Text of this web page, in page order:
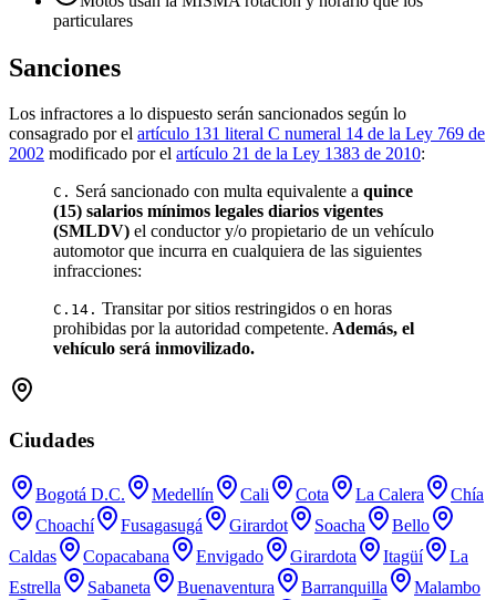
particulares
Sanciones
Los infractores a lo dispuesto serán sancionados según lo
consagrado por el artículo 131 literal C numeral 14 de la Ley 769 de
2002 modificado por el artículo 21 de la Ley 1383 de 2010:
C. Será sancionado con multa equivalente a quince
(15) salarios mínimos legales diarios vigentes
(SMLDV) el conductor y/o propietario de un vehículo
automotor que incurra en cualquiera de las siguientes
infracciones:
C.14. Transitar por sitios restringidos o en horas
prohibidas por la autoridad competente. Además, el
vehículo será inmovilizado.
Ciudades
Bogotá D.C. Medellín Cali Cota La Calera
Chía
Choachí
Fusagasugá Girardot Soacha
Bello
Caldas
Copacabana Envigado Girardota Itagüí
La
Estrella
Sabaneta Buenaventura Barranquilla
Malambo